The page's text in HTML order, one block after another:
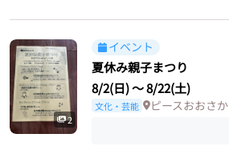
2
イベント
夏休み親子まつり
8/2(日)〜8/22(土)
文化・芸能 ピースおおさか